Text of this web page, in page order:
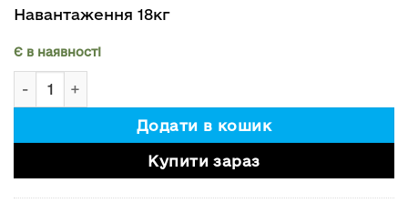
Навантаження 18кг
Є в наявності
Магніт для кріплення балки, фари. 2шт 66мм 18,5кг
Додати в кошик
Купити зараз